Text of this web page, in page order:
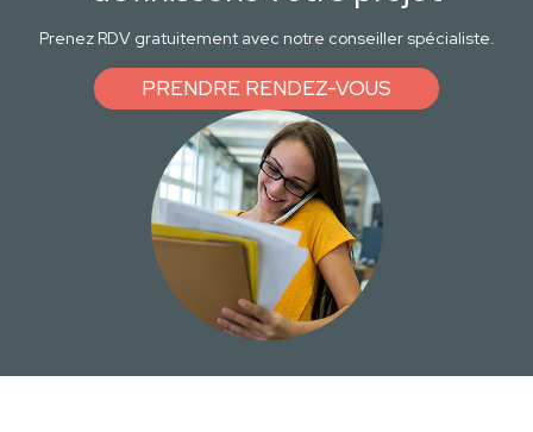
Prenez RDV gratuitement avec notre conseiller spécialiste.
PRENDRE RENDEZ-VOUS